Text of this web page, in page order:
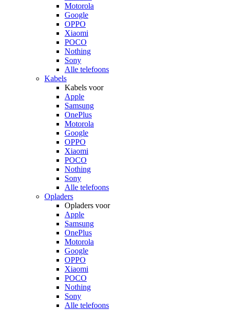
Motorola
Google
OPPO
Xiaomi
POCO
Nothing
Sony
Alle telefoons
Kabels
Kabels voor
Apple
Samsung
OnePlus
Motorola
Google
OPPO
Xiaomi
POCO
Nothing
Sony
Alle telefoons
Opladers
Opladers voor
Apple
Samsung
OnePlus
Motorola
Google
OPPO
Xiaomi
POCO
Nothing
Sony
Alle telefoons